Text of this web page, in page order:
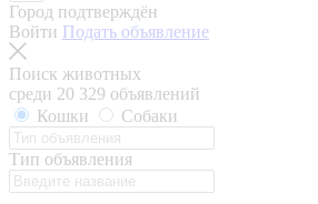
Город подтверждён
Войти Подать объявление
Поиск животных
среди 20 329 объявлений
Кошки
Собаки
Тип объявления